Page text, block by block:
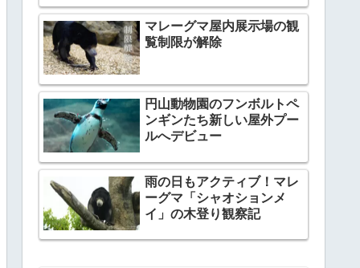
マレーグマ屋内展示場の観
覧制限が解除
円山動物園のフンボルトペ
ンギンたち新しい屋外プー
ルへデビュー
雨の日もアクティブ！マレ
ーグマ「シャオションメ
イ」の木登り観察記